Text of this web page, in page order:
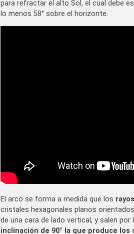
para refractar el alto Sol, el cual debe
lo menos 58° sobre el horizonte.
El arco se forma a medida que los
cristales hexagonales planos
de una cara de lado vertical, y salen por
inclinación de 90° la que produce los